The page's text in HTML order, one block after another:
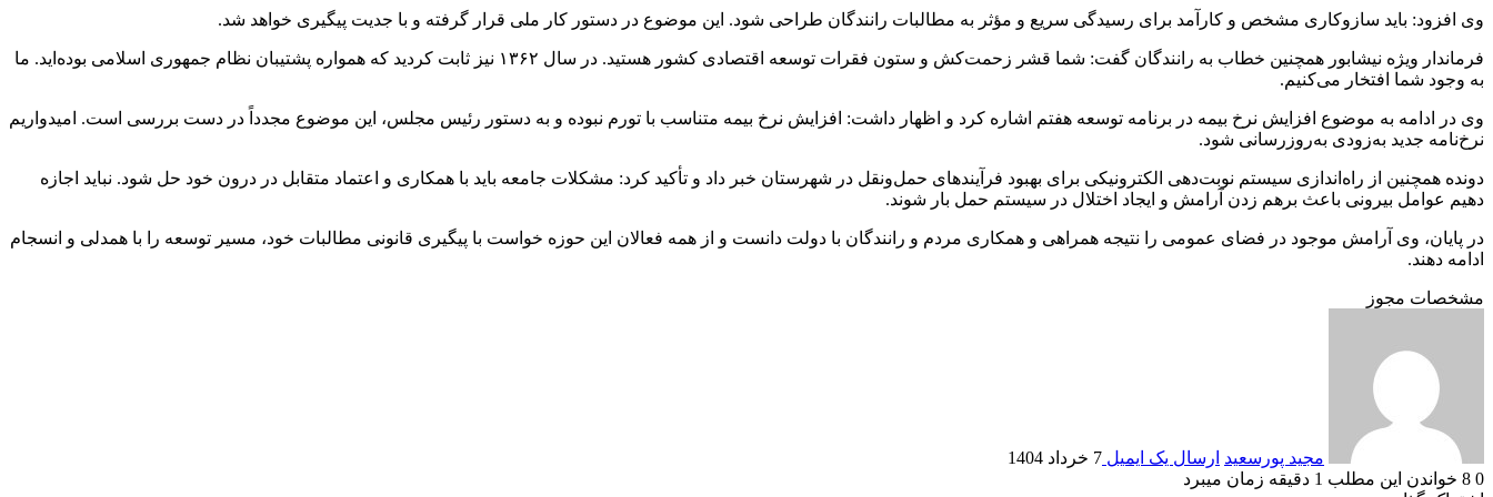
وی افزود: باید سازوکاری مشخص و کارآمد برای رسیدگی سریع و مؤثر به مطالبات رانندگان طراحی شود. این موضوع در دستور کار ملی قرار گرفته و با جدیت پیگیری خواهد شد.
فرماندار ویژه نیشابور همچنین خطاب به رانندگان گفت: شما قشر زحمت‌کش و ستون فقرات توسعه اقتصادی کشور هستید. در سال ۱۳۶۲ نیز ثابت کردید که همواره پشتیبان نظام جمهوری اسلامی بوده‌اید. ما
به وجود شما افتخار می‌کنیم.
وی در ادامه به موضوع افزایش نرخ بیمه در برنامه توسعه هفتم اشاره کرد و اظهار داشت: افزایش نرخ بیمه متناسب با تورم نبوده و به دستور رئیس مجلس، این موضوع مجدداً در دست بررسی است. امیدواریم
نرخ‌نامه جدید به‌زودی به‌روزرسانی شود.
دونده همچنین از راه‌اندازی سیستم نوبت‌دهی الکترونیکی برای بهبود فرآیندهای حمل‌ونقل در شهرستان خبر داد و تأکید کرد: مشکلات جامعه باید با همکاری و اعتماد متقابل در درون خود حل شود. نباید اجازه
دهیم عوامل بیرونی باعث برهم زدن آرامش و ایجاد اختلال در سیستم حمل بار شوند.
در پایان، وی آرامش موجود در فضای عمومی را نتیجه همراهی و همکاری مردم و رانندگان با دولت دانست و از همه فعالان این حوزه خواست با پیگیری قانونی مطالبات خود، مسیر توسعه را با همدلی و انسجام
ادامه دهند.
مشخصات مجوز
مجید پورسعید ارسال یک ایمیل 7 خرداد 1404
0
خواندن این مطلب 1 دقیقه زمان میبرد